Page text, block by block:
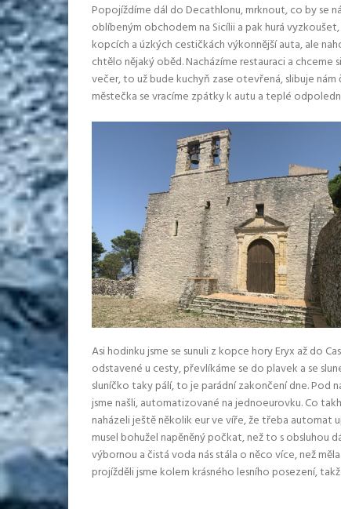
Popojíždíme dál do Decathlonu, mrknout, co by se
oblíbeným obchodem na Sicílii a pak hurá
kopcích a úzkých cestičkách výkonnější auta, ale
chtělo nějaký oběd. Nacházíme restauraci a
večer, to už bude kuchyň zase otevřená, slibuje
městečka se vracíme zpátky k autu a teplé
Asi hodinku jsme se sunuli z kopce hory Eryx až do
odstavené u cesty, převlíkáme se do plavek a se
sluníčko taky pálí, to je parádní zakončení dne. Pod
jsme našli, automatizované na jednoeurovku. Co
naházeli ještě několik eur ve víře, že třeba automat
musel bohužel napěněný počkat, než to s obsluhou
výbornou a čistá voda nás stála o něco více, než
projížděli jsme kolem krásného lesního posezení,